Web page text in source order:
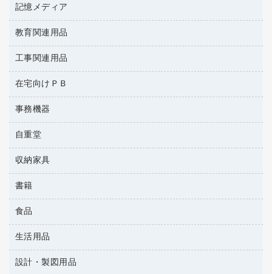
スマートフォン／モバイル周辺機器
セキュリティ用品
ネットワーク／ＬＡＮ機器
パソコンアクセサリー
パソコンバッグ／収納用品
マウス
マウスパッド
各種ケーブル
ファクシミリ
プロジェクタ
メモリーカード
クリップボード
クリヤーブック（差替式）
クリヤーホルダー
コンピュータ用ファイル
ファイルボックス
フォルダー
フラットファイル
リングファイル
レターファイル
持ち出しファイル
感染症対策用品（食品・飲料・食添製品）
管理医療機器
保健用品
インスタントコーヒー
お茶備品
コーヒーメーカー・備品
ソフトドリンク
ミネラルウォーター
レギュラーコーヒー
医薬部外品
紅茶・バラエティ飲料
記憶メディア
ＣＤ－Ｒ
ＣＤ－ＲＷ
ＤＶＤ
データカートリッジ
ブルーレイディスク
メディア収納用品
教育関連用品
教育関連用品
工事関連用品
安全靴（特別販売品）
屋外用品
工事関連用品
在宅向けＰＢ
その他雑品
家具関連用品
事務機器
ＯＨＰ用品
シュレッダ
タイムカード
タイムレコーダー
ラミネータ
レーザーポインター
大型シュレッダー（共配）
自重堂
作業服・オフィスウェア
収納家具
その他収納
ロッカー・下駄箱
金庫
保管庫・書庫
書籍
パソコンソフト
雑誌
辞典
地図
食品
菓子
食品
生活用品
キッチン用品
設計・製図用品